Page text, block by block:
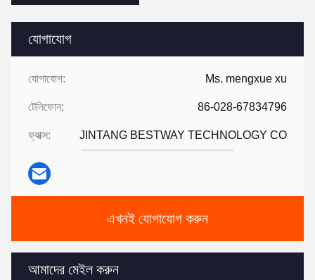
যোগাযোগ
যোগাযোগ: Ms. mengxue xu
টেলিফোন: 86-028-67834796
ফ্যাক্স: JINTANG BESTWAY TECHNOLOGY CO
এখনই যোগাযোগ করুন
আমাদের মেইল করুন